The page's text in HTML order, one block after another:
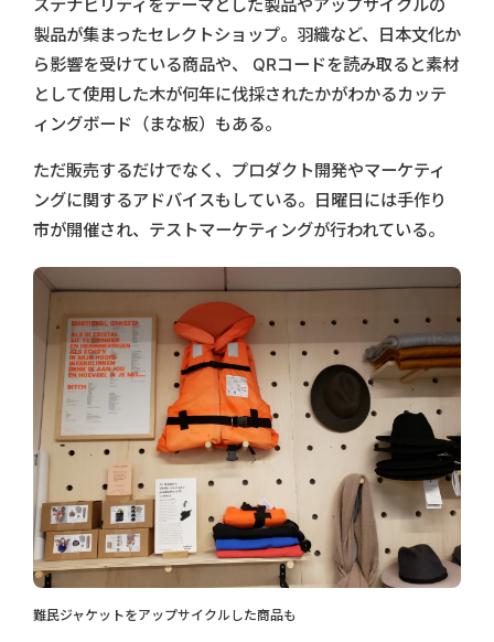
ステナビリティをテーマとした製品やアップサイクルの
製品が集まったセレクトショップ。羽織など、日本文化か
ら影響を受けている商品や、 QRコードを読み取ると素材
として使用した木が何年に伐採されたかがわかるカッテ
ィングボード（まな板）もある。
ただ販売するだけでなく、プロダクト開発やマーケティ
ングに関するアドバイスもしている。日曜日には手作り
市が開催され、テストマーケティングが行われている。
難民ジャケットをアップサイクルした商品も